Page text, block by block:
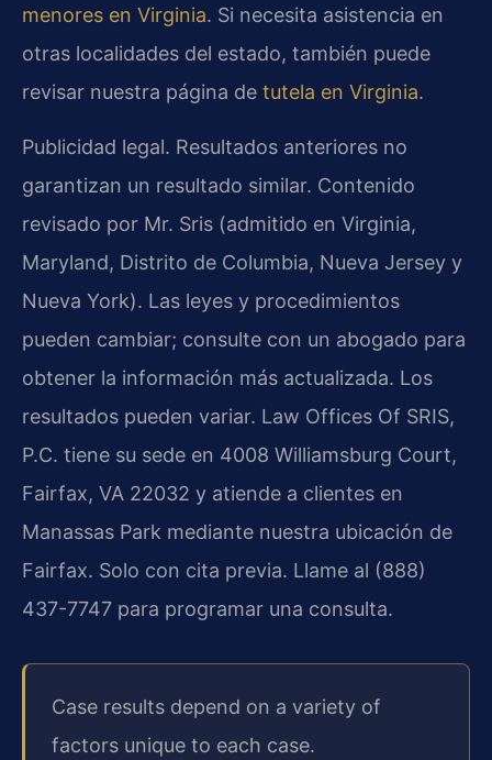
menores en Virginia. Si necesita asistencia en
otras localidades del estado, también puede
revisar nuestra página de tutela en Virginia.
Publicidad legal. Resultados anteriores no
garantizan un resultado similar. Contenido
revisado por Mr. Sris (admitido en Virginia,
Maryland, Distrito de Columbia, Nueva Jersey y
Nueva York). Las leyes y procedimientos
pueden cambiar; consulte con un abogado para
obtener la información más actualizada. Los
resultados pueden variar. Law Offices Of SRIS,
P.C. tiene su sede en 4008 Williamsburg Court,
Fairfax, VA 22032 y atiende a clientes en
Manassas Park mediante nuestra ubicación de
Fairfax. Solo con cita previa. Llame al (888)
437-7747 para programar una consulta.
Case results depend on a variety of
factors unique to each case.